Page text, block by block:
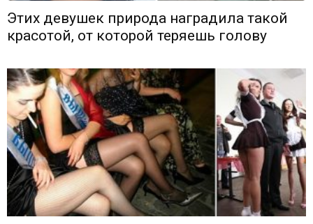
Этих девушек природа наградила такой
красотой, от которой теряешь голову